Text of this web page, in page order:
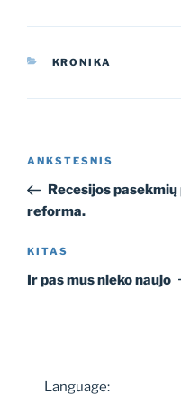
KATEGORIJOS
KRONIKA
Navigacija
įrašų
Ankstesnis
įrašas
ANKSTESNIS
Recesijos
reforma.
Kitas
įrašas
KITAS
Ir pas mus nieko naujo
Language: